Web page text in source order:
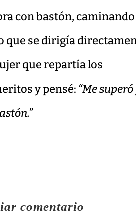
con bastón, caminando
que se dirigía
que repartía los
y pensé: “Me
comentario